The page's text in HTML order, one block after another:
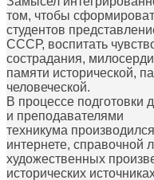
том, чтобы
студентов
СССР, воспитать
сострадания,
памяти исторической,
человеческой.
В процессе подготовки
и преподавателями
техникума
интернете, справочной
художественных
исторических